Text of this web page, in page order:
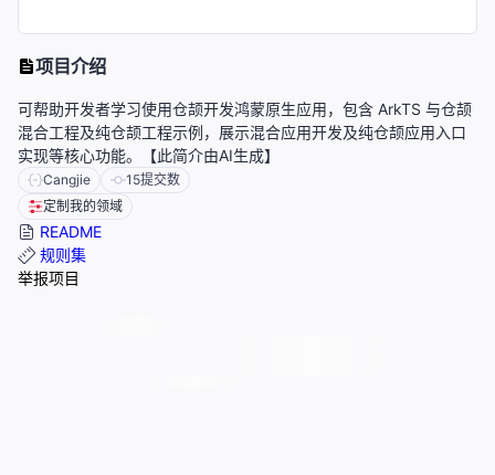
项目介绍
可帮助开发者学习使用仓颉开发鸿蒙原生应用，包含 ArkTS 与仓颉
混合工程及纯仓颉工程示例，展示混合应用开发及纯仓颉应用入口
实现等核心功能。【此简介由AI生成】
Cangjie 15提交数
定制我的领域
README
规则集
举报项目